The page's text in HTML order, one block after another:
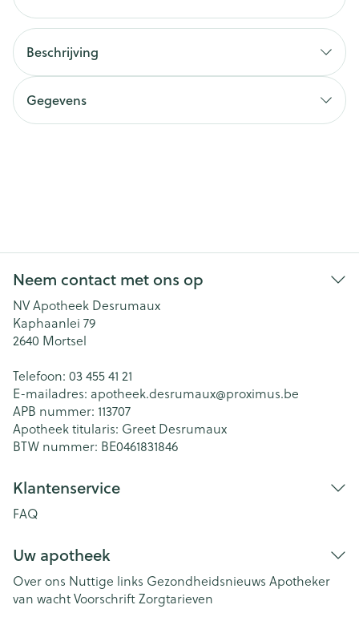
Beschrijving
Gegevens
Neem contact met ons op
NV Apotheek Desrumaux
Kaphaanlei 79
2640 Mortsel
Telefoon: 03 455 41 21
E-mailadres: apotheek.desrumaux@proximus.be
APB nummer: 113707
Apotheek titularis: Greet Desrumaux
BTW nummer: BE0461831846
Klantenservice
FAQ
Uw apotheek
Over ons Nuttige links Gezondheidsnieuws Apotheker
van wachtVoorschriftZorgtarieven